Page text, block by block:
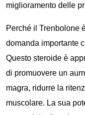
miglioramento delle
Perché il Trenbolone
domanda importante
Questo steroide è
di promuovere un
magra, ridurre la
muscolare. La sua